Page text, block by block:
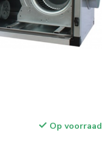
Op voorraad